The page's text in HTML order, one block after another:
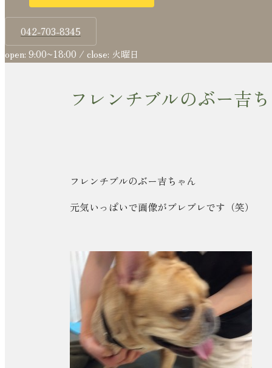
042-703-8345
open: 9:00~18:00 / close: 火曜日
フレンチブルのぶー吉
フレンチブルのぶー吉ちゃん
元気いっぱいで画像がブレブレです（笑）